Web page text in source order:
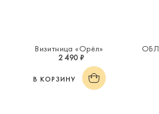
Визитница «Орёл»
2 490 ₽
В КОРЗИНУ